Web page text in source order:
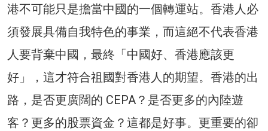
港不可能只是擔當中國的一個轉運站。香港人必
須發展具備自我特色的事業，而這絕不代表香港
人要背棄中國，最終「中國好、香港應該更
好」，這才符合祖國對香港人的期望。香港的出
路，是否更廣闊的 CEPA？是否更多的內陸遊
客？更多的股票資金？這都是好事。更重要的卻